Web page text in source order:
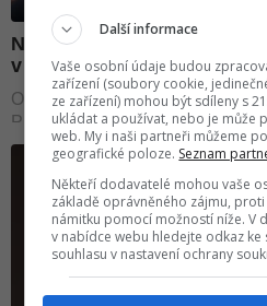
Další informace
Vaše osobní údaje budou
zařízení (soubory cookie,
ze zařízení) mohou být sdíleny s
ukládat a používat, nebo je může
web. My i naši partneři můžeme
geografické poloze. Seznam
Někteří dodavatelé mohou vaše
základě oprávněného zájmu,
námitku pomocí možností níže. V
v nabídce webu hledejte odkaz
souhlasu v nastavení ochrany